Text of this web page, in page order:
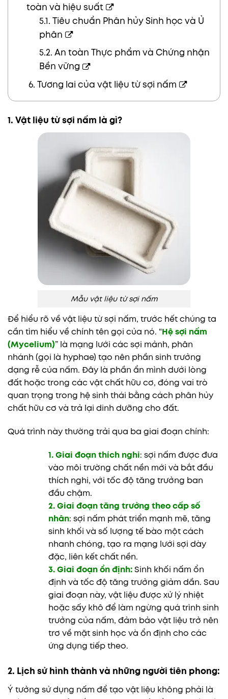
toàn và hiệu suất
5.1. Tiêu chuẩn Phân hủy Sinh học và Ủ
phân
5.2. An toàn Thực phẩm và Chứng nhận
Bền vững
6. Tương lai của vật liệu từ sợi nấm
1. Vật liệu từ sợi nấm là gì?
Mẫu vật liệu từ sợi nấm
Để hiểu rõ về vật liệu từ sợi nấm, trước hết chúng ta
cần tìm hiểu về chính tên gọi của nó. “Hệ sợi nấm
(Mycelium)” là mạng lưới các sợi mảnh, phân
nhánh (gọi là hyphae) tạo nên phần sinh trưởng
dạng rễ của nấm. Đây là phần ẩn mình dưới lòng
đất hoặc trong các vật chất hữu cơ, đóng vai trò
quan trọng trong hệ sinh thái bằng cách phân hủy
chất hữu cơ và trả lại dinh dưỡng cho đất.
Quá trình này thường trải qua ba giai đoạn chính:
1. Giai đoạn thích nghi: sợi nấm được đưa
vào môi trường chất nền mới và bắt đầu
thích nghi, với tốc độ tăng trưởng ban
đầu chậm.
2. Giai đoạn tăng trưởng theo cấp số
nhân: sợi nấm phát triển mạnh mẽ, tăng
sinh khối và số lượng tế bào một cách
nhanh chóng, tạo ra mạng lưới sợi dày
đặc, liên kết chất nền.
3. Giai đoạn ổn định:Sinh khối nấm ổn
định và tốc độ tăng trưởng giảm dần. Sau
giai đoạn này, vật liệu được xử lý nhiệt
hoặc sấy khô để làm ngừng quá trình sinh
trưởng của nấm, đảm bảo vật liệu trở nên
trơ về mặt sinh học và ổn định cho các
ứng dụng tiếp theo.
2. Lịch sử hình thành và những người tiên phong:
Ý tưởng sử dụng nấm để tạo vật liệu không phải là